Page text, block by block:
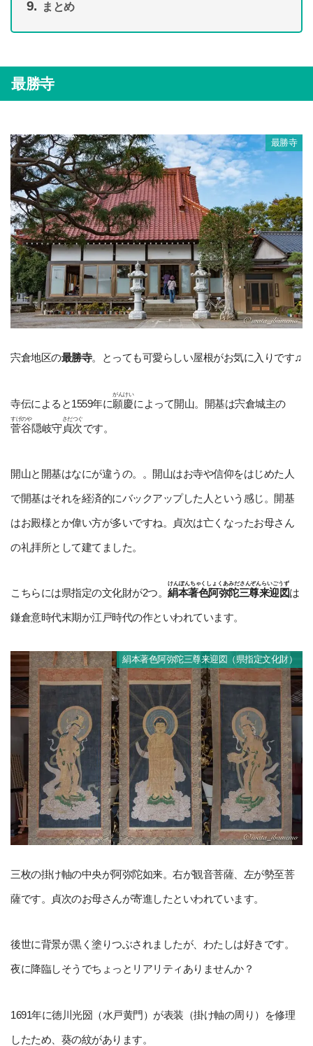
まとめ
最勝寺
最勝寺
宍倉地区の最勝寺。とっても可愛らしい屋根がお気に入りです♫
寺伝によると1559年に願慶
がんけい
によって開山。開基は宍倉城主の
菅谷
すげのや
隠岐守 貞次
さだつぐ
です。
開山と開基はなにが違うの。。開山はお寺や信仰をはじめた人
で開基はそれを経済的にバックアップした人という感じ。開基
はお殿様とか偉い方が多いですね。貞次は亡くなったお母さん
の礼拝所として建てました。
こちらには県指定の文化財が2つ。 絹本著色阿弥陀三尊来迎図
けんぽんちゃくしょくあみださんぞんらいごうず
は
鎌倉意時代末期か江戸時代の作といわれています。
絹本著色阿弥陀三尊来迎図（県指定文化財）
三枚の掛け軸の中央が阿弥陀如来。右が観音菩薩、左が勢至菩
薩です。貞次のお母さんが寄進したといわれています。
後世に背景が黒く塗りつぶされましたが、わたしは好きです。
夜に降臨しそうでちょっとリアリティありませんか？
1691年に徳川光圀（水戸黄門）が表装（掛け軸の周り）を修理
したため、葵の紋があります。